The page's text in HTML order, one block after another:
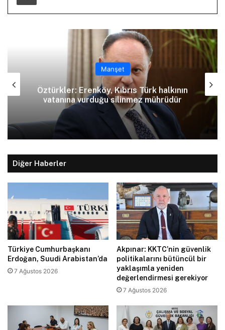
Manşet
Öztürkler: Erenköy, Kıbrıs Türk halkının
vatanına vurduğu silinmez mührüdür
Diğer Haberler
Türkiye Cumhurbaşkanı
Erdoğan, Suudi Arabistan’da
7 Ağustos 2026
Akpınar: KKTC’nin güvenlik
politikalarını bütüncül bir
yaklaşımla yeniden
değerlendirmesi gerekiyor
7 Ağustos 2026